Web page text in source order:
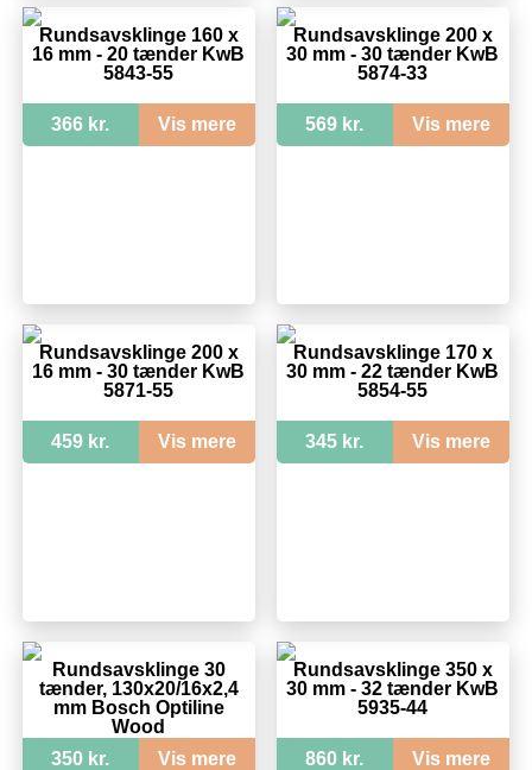
Rundsavsklinge 160 x
16 mm - 20 tænder KwB
5843-55
366 kr. Vis mere
Rundsavsklinge 200 x
30 mm - 30 tænder KwB
5874-33
569 kr. Vis mere
Rundsavsklinge 200 x
16 mm - 30 tænder KwB
5871-55
459 kr. Vis mere
Rundsavsklinge 170 x
30 mm - 22 tænder KwB
5854-55
345 kr. Vis mere
Rundsavsklinge 30
tænder, 130x20/16x2,4
mm Bosch Optiline
Wood
350 kr.
Vis mere
Rundsavsklinge 350 x
30 mm - 32 tænder KwB
5935-44
860 kr. Vis mere